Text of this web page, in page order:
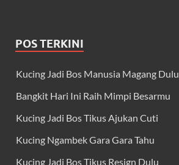
POS TERKINI
Kucing Jadi Bos Manusia Magang Dulu
Bangkit Hari Ini Raih Mimpi Besarmu
Kucing Jadi Bos Tikus Ajukan Cuti
Kucing Ngambek Gara Gara Tahu
Kucing Jadi Bos Tikus Resign Dulu